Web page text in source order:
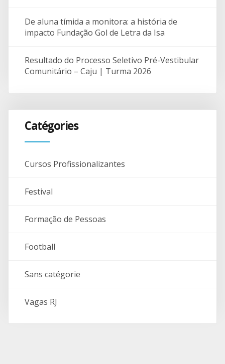
De aluna tímida a monitora: a história de
impacto Fundação Gol de Letra da Isa
Resultado do Processo Seletivo Pré-Vestibular
Comunitário – Caju | Turma 2026
Catégories
Cursos Profissionalizantes
Festival
Formação de Pessoas
Football
Sans catégorie
Vagas RJ